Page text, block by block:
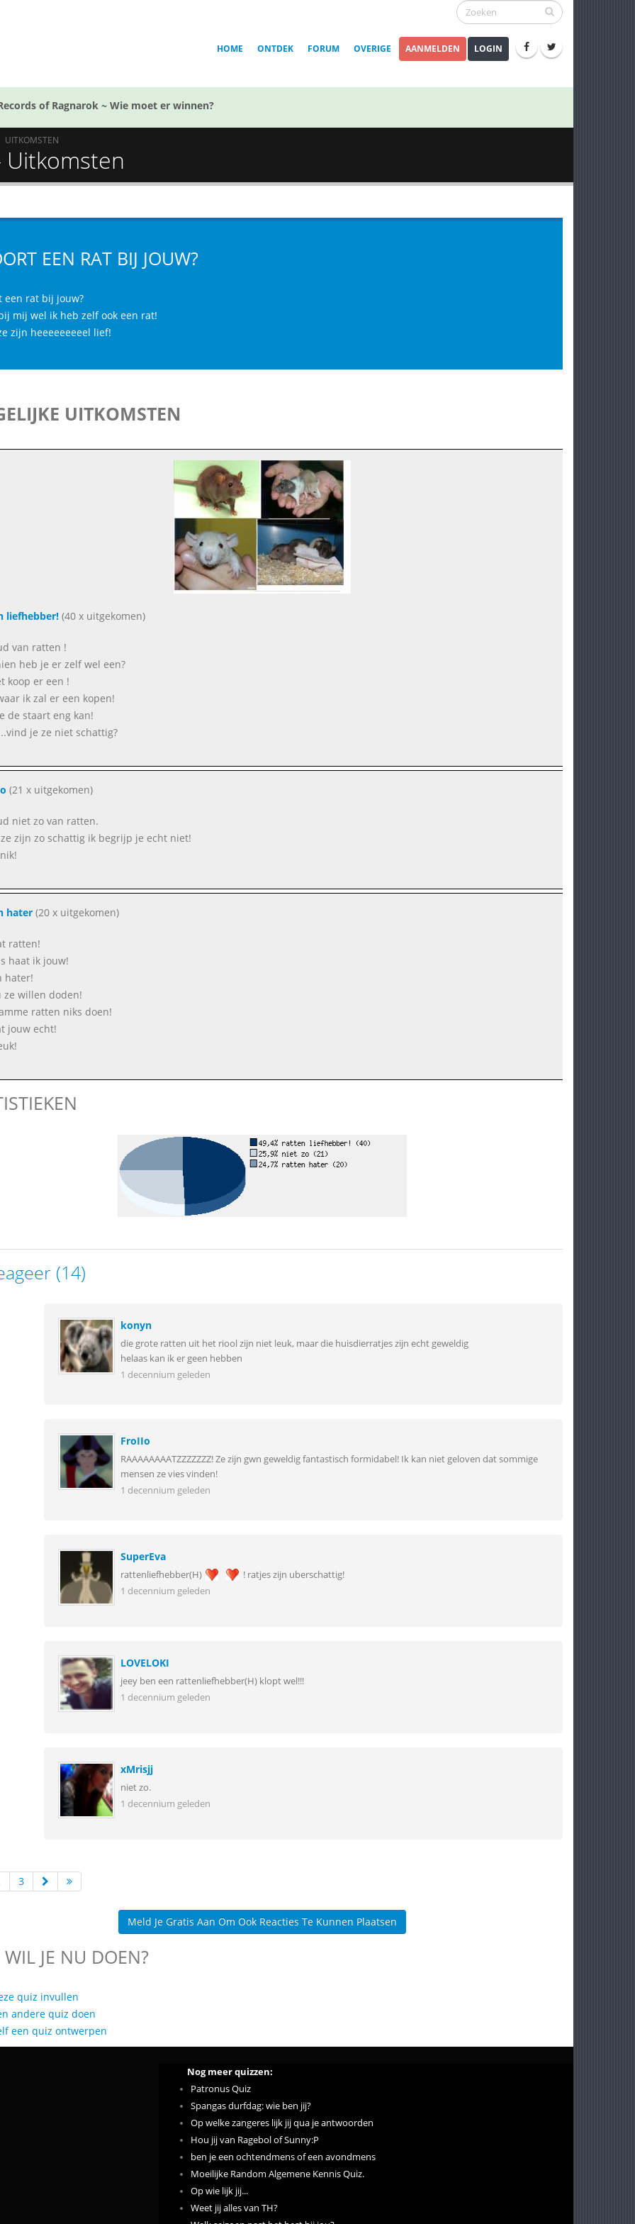
HOME ONTDEK FORUM OVERIGE AANMELDEN LOGIN
of Ragnarok ~ Wie moet er winnen?
UITKOMSTEN
Uitkomsten
EEN RAT BIJ JOUW?
een rat bij jouw?
mij wel ik heb zelf ook een rat!
zijn heeeeeeeeel lief!
UITKOMSTEN
liefhebber!(40 x uitgekomen)
van ratten !
heb je er zelf wel een?
koop er een !
ik zal er een kopen!
de staart eng kan!
je ze niet schattig?
(21 x uitgekomen)
niet zo van ratten.
zijn zo schattig ik begrijp je echt niet!
hater(20 x uitgekomen)
ratten!
haat ik jouw!
hater!
ze willen doden!
ratten niks doen!
jouw echt!
(14)
konyn
die grote ratten uit het riool zijn niet leuk, maar die huisdierratjes zijn echt geweldig
helaas kan ik er geen hebben
1 decennium geleden
FroIIo
RAAAAAAAATZZZZZZZ! Ze zijn gwn geweldig fantastisch formidabel! Ik kan niet geloven dat sommige
mensen ze vies vinden!
1 decennium geleden
SuperEva
rattenliefhebber(H)
! ratjes zijn uberschattig!
1 decennium geleden
LOVELOKI
jeey ben een rattenliefhebber(H) klopt wel!!!
1 decennium geleden
xMrisjj
niet zo.
1 decennium geleden
3
Meld Je Gratis Aan Om Ook Reacties Te Kunnen Plaatsen
JE NU DOEN?
quiz invullen
andere quiz doen
een quiz ontwerpen
Nog meer quizzen:
Patronus Quiz
Spangas durfdag: wie ben jij?
Op welke zangeres lijk jij qua je antwoorden
Hou jij van Ragebol of Sunny:P
ben je een ochtendmens of een avondmens
Moeilijke Random Algemene Kennis Quiz.
Op wie lijk jij...
Weet jij alles van TH?